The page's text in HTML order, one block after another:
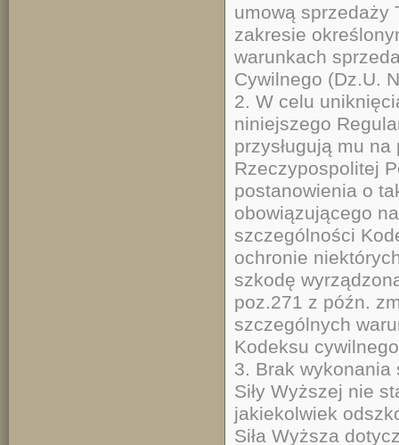
umową sprzedaży
zakresie
warunkach
Cywilnego (Dz.U.
2. W celu
niniejszego
przysługują mu
Rzeczypospolitej
postanowienia o
obowiązującego
szczególności
ochronie
szkodę
poz.271 z późn.
szczególnych
Kodeksu
3. Brak
Siły Wyższej nie
jakiekolwiek
Siła Wyższa